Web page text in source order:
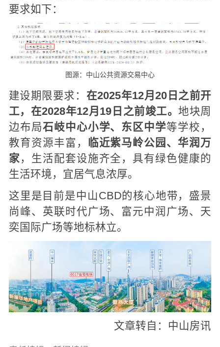
要求如下：
图源：中山公共资源交易中心
建设期限要求： 在2025年12月20日之前开
工，在2028年12月19日之前竣工。地块周
边布局石岐中心小学、东区中学等学校，
教育资源丰富，
临近紫马岭公园、华润万
家，生活配套设施齐全，具有绿色健康的
生活环境，宜居气息浓厚。
这里是目前是中山CBD的核心地带，盛景
尚峰、英联时代广场、富元中润广场、天
奕国际广场等地标林立。
文章转自：中山房讯